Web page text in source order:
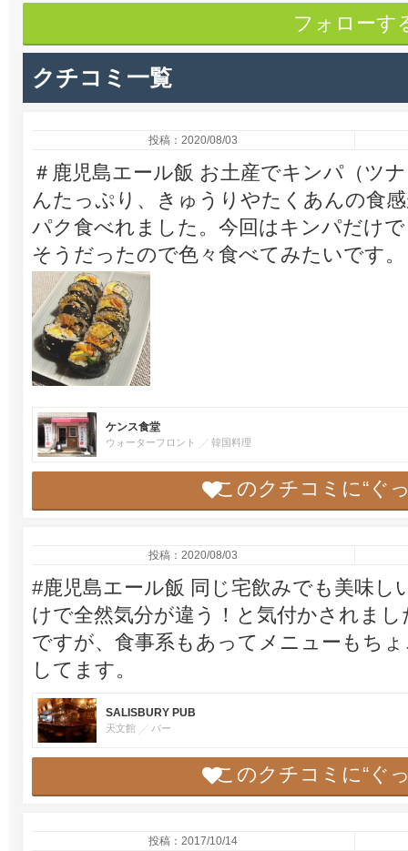
フォローす
クチコミ一覧
投稿：2020/08/03
＃鹿児島エール飯 お土産でキンパ（ツ
んたっぷり、きゅうりやたくあんの食
パク食べれました。今回はキンパだけ
そうだったので色々食べてみたいです。
ケンス食堂
ウォーターフロント 韓国料理
このクチコミに“ぐ
投稿：2020/08/03
#鹿児島エール飯 同じ宅飲みでも美味し
けで全然気分が違う！と気付かされま
ですが、食事系もあってメニューもち
してます。
SALISBURY PUB
天文館 バー
このクチコミに“ぐ
投稿：2017/10/14